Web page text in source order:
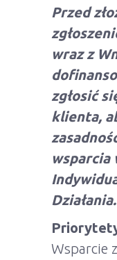
Przed
wraz z
zgłosić
klienta,
wsparcia
Działania.
Wsparcie